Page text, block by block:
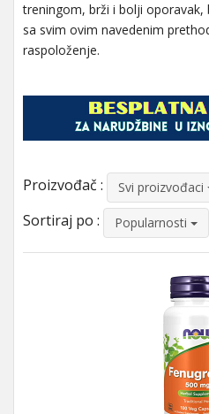
treningom, brži i bolji oporavak,
sa svim ovim navedenim
raspoloženje.
Proizvođač : Svi proizvođaci
Sortiraj po : Popularnosti